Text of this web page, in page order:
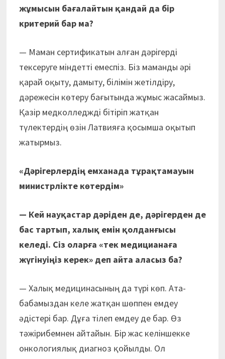
жұмысын бағалайтын қандай да бір
критерий бар ма?
— Маман сертификатын алған дәрігерді
тексеруге міндетті емеспіз. Біз маманды әрі
қарай оқыту, дамыту, білімін жетілдіру,
дәрежесін көтеру бағытында жұмыс жасаймыз.
Қазір медколледжді бітіріп жатқан
түлектердің өзін Латвияға қосымша оқытып
жатырмыз.
«Дәрігерлердің емханада тұрақтамауын
министрлікте көтердім»
— Кей науқастар дәріден де, дәрігерден де
бас тартып, халық емін қолданғысы
келеді. Сіз оларға «тек медицианаға
жүгінуіңіз керек» деп айта аласыз ба?
— Халық медицинасының да түрі көп. Ата-
бабамыздан келе жатқан шөппен емдеу
әдістері бар. Дұға тілеп емдеу де бар. Өз
тәжірибемнен айтайын. Бір жас келіншекке
онкологиялық диагноз қойылды. Ол